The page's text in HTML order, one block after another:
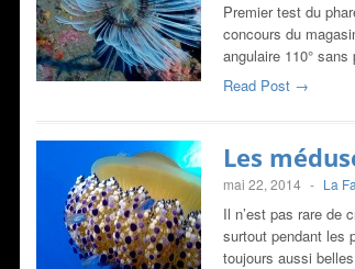
Premier test du
concours du
angulaire 110°
Read Post →
Les
mai 22, 2014 - La
Il n’est pas rare de
surtout pendant les
toujours aussi